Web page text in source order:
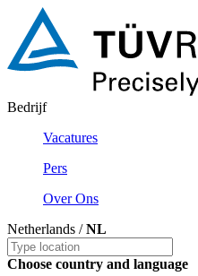
Bedrijf
Vacatures
Pers
Over Ons
Netherlands /NL
Choose country and language